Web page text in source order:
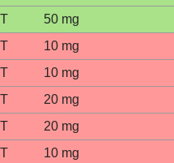
50 mg
10 mg
10 mg
20 mg
20 mg
10 mg